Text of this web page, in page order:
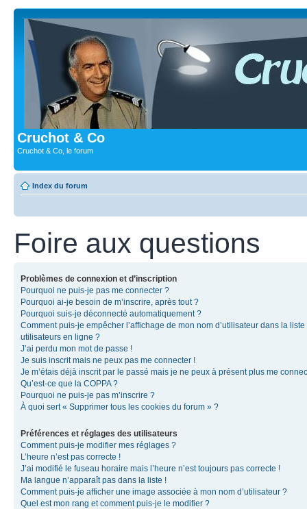
Cruchot & Co
Cruchot & Co, le forum
Index du forum
Foire aux questions
Problèmes de connexion et d’inscription
Pourquoi ne puis-je pas me connecter ?
Pourquoi ai-je besoin de m’inscrire, après tout ?
Pourquoi suis-je déconnecté automatiquement ?
Comment puis-je empêcher l’affichage de mon nom d’utilisateur dans la liste
utilisateurs en ligne ?
J’ai perdu mon mot de passe !
Je suis inscrit mais ne peux pas me connecter !
Je m’étais déjà inscrit par le passé mais je ne peux à présent plus me
Qu’est-ce que la COPPA ?
Pourquoi ne puis-je pas m’inscrire ?
À quoi sert « Supprimer tous les cookies du forum » ?
Préférences et réglages des utilisateurs
Comment puis-je modifier mes réglages ?
L’heure n’est pas correcte !
J’ai modifié le fuseau horaire mais l’heure n’est toujours pas correcte !
Ma langue n’apparaît pas dans la liste !
Comment puis-je afficher une image associée à mon nom d’utilisateur ?
Quel est mon rang et comment puis-je le modifier ?